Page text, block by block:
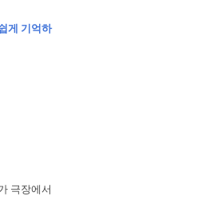
게 기억하
극장에서